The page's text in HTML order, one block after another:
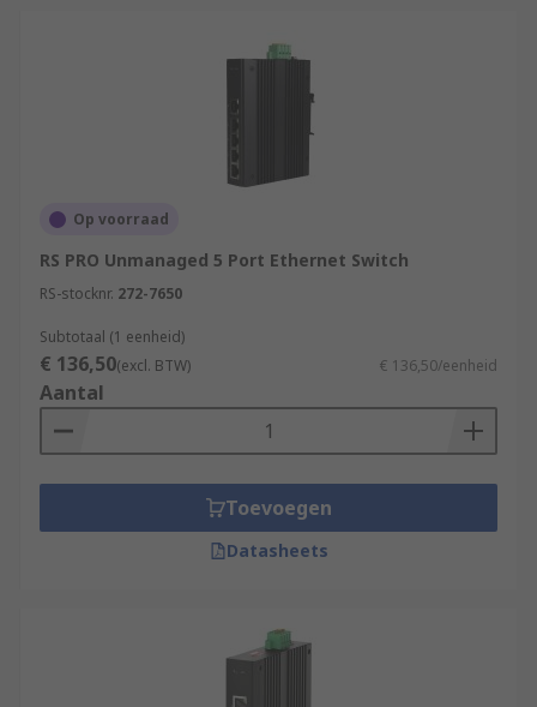
Op voorraad
RS PRO Unmanaged 5 Port Ethernet Switch
RS-stocknr. 272-7650
Subtotaal (1 eenheid)
€ 136,50(excl. BTW) € 136,50/eenheid
Aantal
Toevoegen
Datasheets